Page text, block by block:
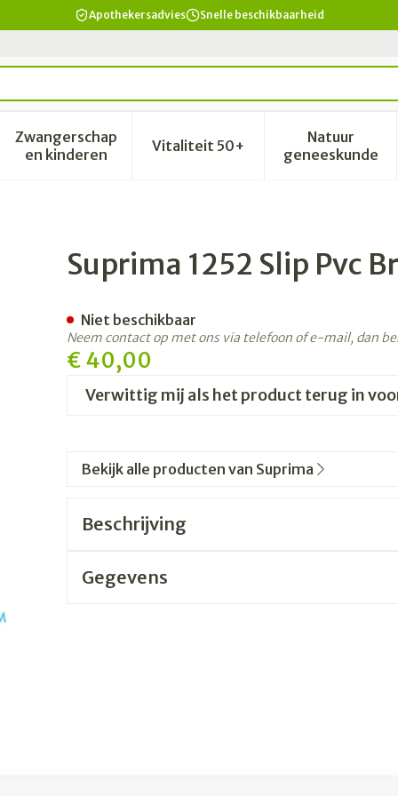
Apothekersadvies Snelle beschikbaarheid
verzorging en hygiëne categorie
voor Dieet, voeding en vitamines categorie
Zwangerschap
en kinderenToon submenu voor Zwangerschap en
Vitaliteit 50+Toon submenu voor Vitaliteit
Natuur
geneeskunde
Toon
Drukknopen Geel S
Suprima 1252 Slip Pvc
€ 40,00
Verwittig mij als het product terug in
Niet beschikbaar
Neem contact op met ons via telefoon of e-mail, dan
Bekijk alle producten van Suprima
Beschrijving
Gegevens